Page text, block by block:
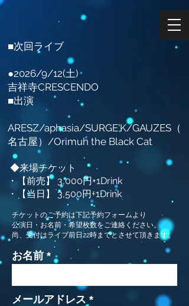
■次回ライブ
●2026/9/12(土)
吉祥寺CRESCENDO
■出演
ARESZ/aphasia/SURGE'K/GAUZES（
名古屋）/Orimuh the Black Cat
◆来場チケット
・【前売】 3,000円+1Drink
・【当日】 3,500円+1Drink​
チケットのご予約は下記予約フォームより
公演日・お名前・希望枚数をご連絡ください。
​尚、受付はライブ前日22時までとさせて頂きます。
お名前
メールアドレス